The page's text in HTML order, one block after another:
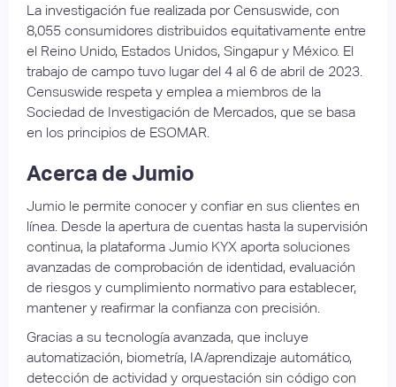
La investigación fue realizada por Censuswide, con
8,055 consumidores distribuidos equitativamente entre
el Reino Unido, Estados Unidos, Singapur y México. El
trabajo de campo tuvo lugar del 4 al 6 de abril de 2023.
Censuswide respeta y emplea a miembros de la
Sociedad de Investigación de Mercados, que se basa
en los principios de ESOMAR.
Acerca de Jumio
Jumio le permite conocer y confiar en sus clientes en
línea. Desde la apertura de cuentas hasta la supervisión
continua, la plataforma Jumio KYX aporta soluciones
avanzadas de comprobación de identidad, evaluación
de riesgos y cumplimiento normativo para establecer,
mantener y reafirmar la confianza con precisión.
Gracias a su tecnología avanzada, que incluye
automatización, biometría, IA/aprendizaje automático,
detección de actividad y orquestación sin código con